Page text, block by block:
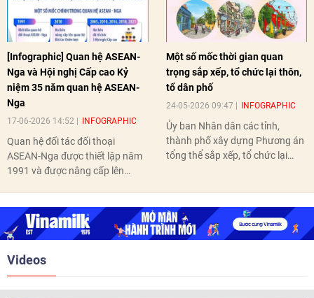
[Infographic] Quan hệ ASEAN-
Nga và Hội nghị Cấp cao Kỷ
niệm 35 năm quan hệ ASEAN-
Nga
17-06-2026 14:52 INFOGRAPHIC
Quan hệ đối tác đối thoại
ASEAN-Nga được thiết lập năm
1991 và được nâng cấp lên
nghị Cấp cao vào các năm 2005,
2010, 2016, 2018, 2021.
Một số mốc thời gian quan
trọng sắp xếp, tổ chức lại thôn,
tổ dân phố
24-05-2026 09:47 INFOGRAPHIC
Ủy ban Nhân dân các tỉnh,
thành phố xây dựng Phương án
tổng thể sắp xếp, tổ chức lại
Videos